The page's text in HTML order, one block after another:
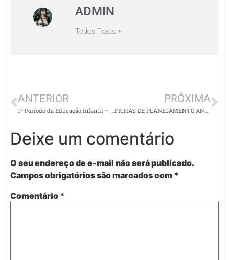
ADMIN
Todos Posts »
ANTERIOR PRÓXIMA
FICHAS DE PLANEJAMENTO ANUAL ED. INFANTIL = Alinhado à BNCC com todas as habilidades
Deixe um comentário
O seu endereço de e-mail não será publicado.
Campos obrigatórios são marcados com *
Comentário *